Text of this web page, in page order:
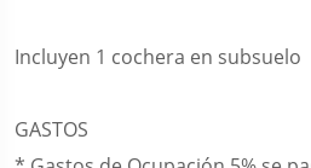
Incluyen 1 cochera en subsuelo
GASTOS